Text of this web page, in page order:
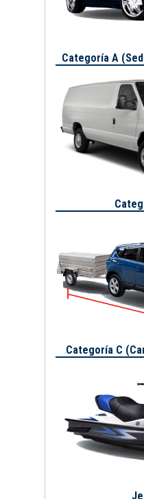
Categoría A (
Categoría C